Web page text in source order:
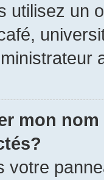
utilisez un
mon